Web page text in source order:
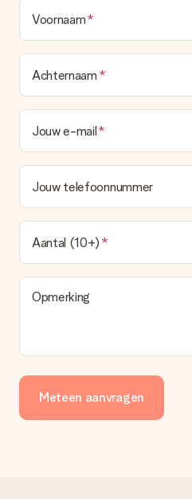
Voornaam
Achternaam
Jouw e-mail
Jouw telefoonnummer
Aantal (10+)
Opmerking
Meteen aanvragen